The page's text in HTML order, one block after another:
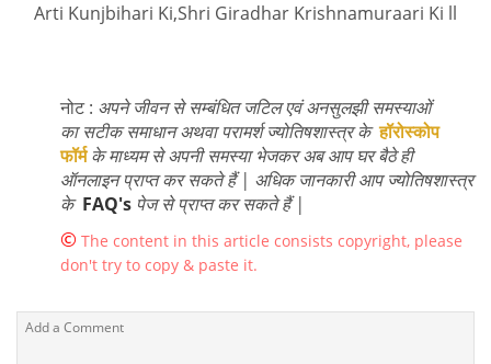
Arti Kunjbihari Ki,Shri Giradhar Krishnamuraari Ki ll
नोट : अपने जीवन से सम्बंधित जटिल एवं अनसुलझी समस्याओं
का सटीक समाधान अथवा परामर्श ज्योतिषशास्त्र केहॉरोस्कोप
फॉर्म के माध्यम से अपनी समस्या भेजकर अब आप घर बैठे ही
ऑनलाइन प्राप्त कर सकते हैं | अधिक जानकारी आप ज्योतिषशास्त्र
के FAQ's पेज से प्राप्त कर सकते हैं |
© The content in this article consists copyright, please
don't try to copy & paste it.